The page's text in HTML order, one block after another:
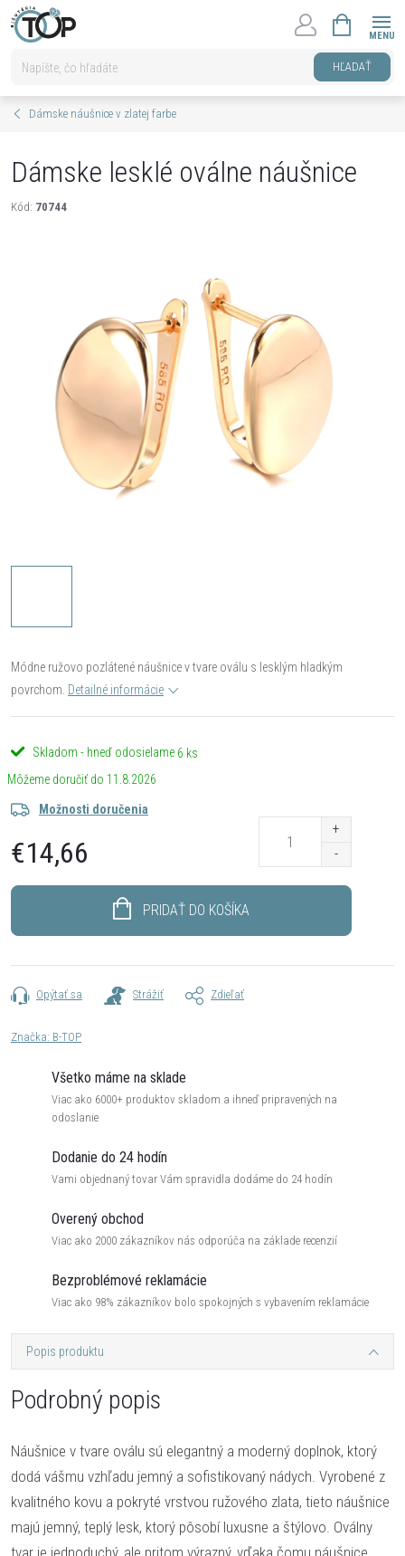
Prejsť
na
HĽADAŤ
KOŠÍK
Dámske náušnice v zlatej farbe
Dámske lesklé oválne náušnice
Kód: 70744
Módne ružovo pozlátené náušnice v tvare oválu s lesklým hladkým
povrchom. Detailné informácie
Skladom - hneď odosielame 6 ks
11.8.2026
Možnosti doručenia
€14,66
PRIDAŤ DO KOŠÍKA
Opýtať sa Strážiť Zdieľať
Značka: B-TOP
Všetko máme na sklade
Viac ako 6000+ produktov skladom a ihneď pripravených na
odoslanie
Dodanie do 24 hodín
Vami objednaný tovar Vám spravidla dodáme do 24 hodín
Overený obchod
Viac ako 2000 zákazníkov nás odporúča na základe recenzií
Bezproblémové reklamácie
Viac ako 98% zákazníkov bolo spokojných s vybavením reklamácie
Popis produktu
Podrobný popis
Náušnice v tvare oválu sú elegantný a moderný doplnok, ktorý
dodá vášmu vzhľadu jemný a sofistikovaný nádych. Vyrobené z
kvalitného kovu a pokryté vrstvou ružového zlata, tieto náušnice
majú jemný, teplý lesk, ktorý pôsobí luxusne a štýlovo. Oválny
tvar je jednoduchý, ale pritom výrazný, vďaka čomu náušnice